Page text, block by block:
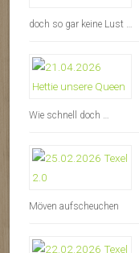
doch so gar keine Lust …
Wie schnell doch …
Möven aufscheuchen